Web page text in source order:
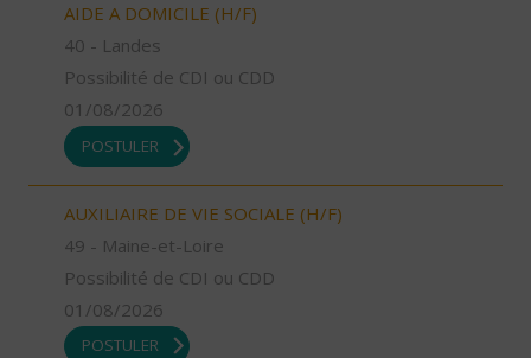
AIDE A DOMICILE (H/F)
40 - Landes
Possibilité de CDI ou CDD
01/08/2026
POSTULER
AUXILIAIRE DE VIE SOCIALE (H/F)
49 - Maine-et-Loire
Possibilité de CDI ou CDD
01/08/2026
POSTULER